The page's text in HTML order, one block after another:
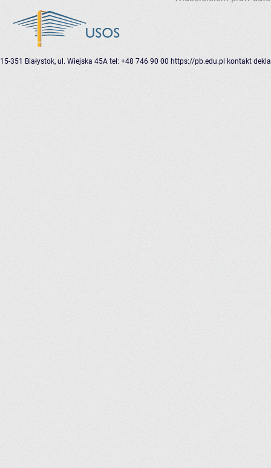
15-351 Białystok, ul. Wiejska 45A tel: +48 746 90 00 https://pb.edu.pl kontakt